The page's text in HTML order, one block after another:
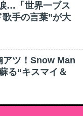
…「世界一ブス
手の言葉”が大
アツ！Snow Man
る“キスマイ＆